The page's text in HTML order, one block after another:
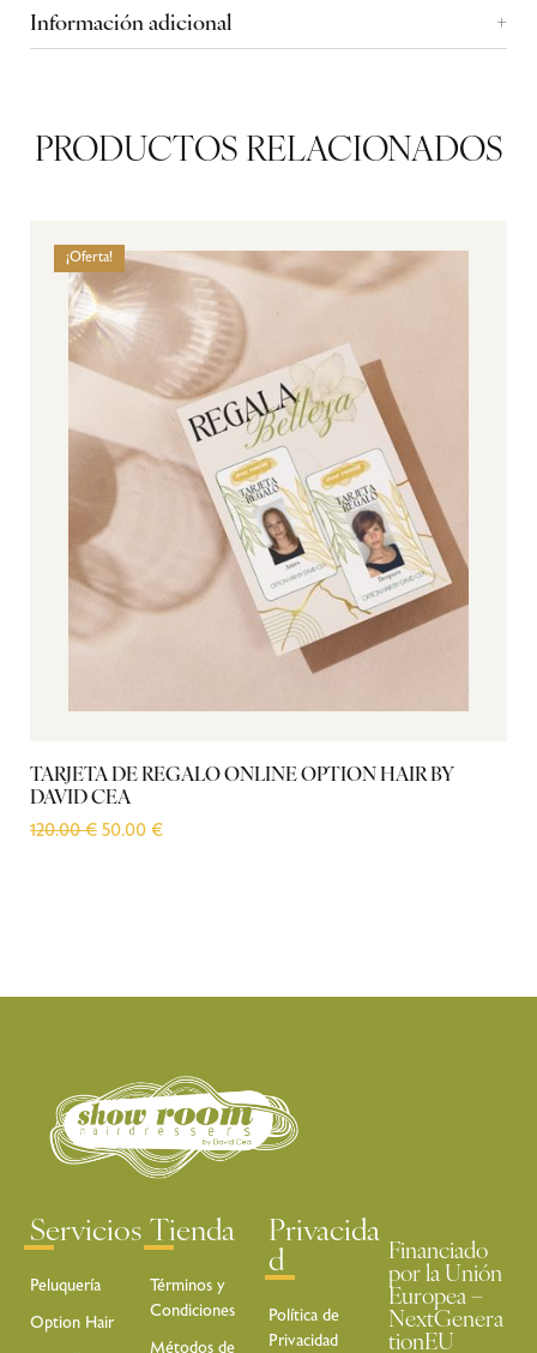
Información adicional
PRODUCTOS RELACIONADOS
¡Oferta!
TARJETA DE REGALO ONLINE OPTION HAIR BY
DAVID CEA
120.00€ 50.00 €
Servicios
Peluquería
Option Hair
Tienda
Términos y
Condiciones
Métodos de
Privacida
d
Política de
Privacidad
Financiado
por la Unión
Europea –
NextGenera
tionEU